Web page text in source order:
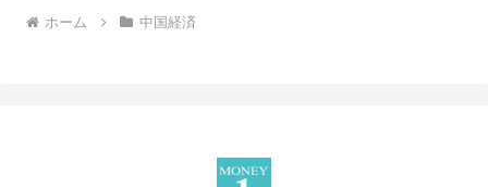
ホーム 中国経済